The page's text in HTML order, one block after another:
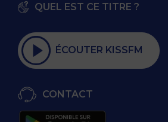
QUEL EST CE TITRE ?
ÉCOUTER KISSFM
CONTACT